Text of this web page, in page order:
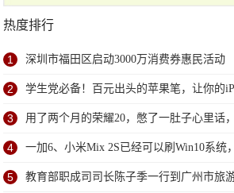
热度排行
1 深圳市福田区启动3000万消费券惠民活动
2 学生党必备！百元出头的苹果笔，让你的
3 用了两个月的荣耀20，憋了一肚子心里话
4 一加6、小米Mix 2S已经可以刷Win10系统
了？
5 教育部职成司司长陈子季一行到广州市旅